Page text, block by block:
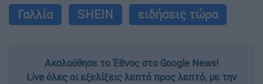
Γαλλία
SHEIN ειδήσεις τώρα
Ακολούθησε το Έθνος στο Google News!
Live όλες οι εξελίξεις λεπτό προς λεπτό, με την